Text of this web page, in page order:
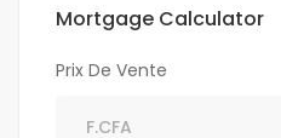
Mortgage Calculator
Prix De Vente